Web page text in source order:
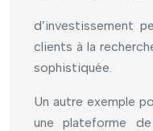
d’investissement
clients à la
sophistiquée.
Un autre exemple
une plateforme